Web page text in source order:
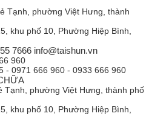
Tạnh, phường Việt Hưng, thành
khu phố 10, Phường Hiệp Bình,
7666 info@taishun.vn
960
- 0971 666 960 - 0933 666 960
Tạnh, phường Việt Hưng, thành phố
khu phố 10, Phường Hiệp Bình,